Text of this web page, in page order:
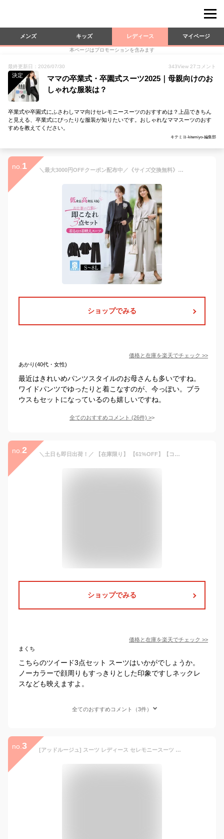
メンズ キッズ レディース マイページ
本ページはプロモーションを含みます
最終更新日：2026/07/30 343View 27 コメント
決定
ママの卒業式・卒園式スーツ2025｜母親向けのお
しゃれな服装は？
卒業式や卒園式にふさわしママ向けセレモニースーツのおすすめは？上品できちん
と見える、卒業式にぴったりな服装が知りたいです。おしゃれなママスーツのおす
すめを教えてください。
キテミヨ-kitemiyo-編集部
no. 1 ＼最大3000円OFFクーポン配布中／《サイズ交換無料》スーツ レディース セレモニースーツ 入学式 ママスーツ 卒業式 パンツスーツ フォーマルスーツ パンツ ジャケット セットアップ 洗える 大きいサイズ 低身長 高身長 通勤 オフィス ビジネス ママ 母 母親 祖母 服装
ショップでみる
価格と在庫を楽天でチェック >>
あかり(40代・女性)
最近はきれいめパンツスタイルのお母さんも多いですね。
ワイドパンツでゆったりと着こなすのが、今っぽい。ブラ
ウスもセットになっているのも嬉しいですね。
全てのおすすめコメント (26件) >
no. 2 ＼土日も即日出荷！／ 【在庫限り】 【61%OFF】【コサージュ付き】 スーツ レディース セレモニースーツ フォーマル 入学式 卒業式 ママ 服装 母 洗える ベージュ ネイビー 黒 ママスーツ ワイド パンツ 体型カバー お宮参り 七五三 試着チケット対象
ショップでみる
価格と在庫を楽天でチェック >>
まくち
こちらのツイード3点セット スーツはいかがでしょうか。
ノーカラーで顔周りもすっきりとした印象ですしネックレ
スなども映えますよ。
全てのおすすめコメント（3件）
no. 3 [アッドルージュ] スーツ レディース セレモニースーツ 入学式 ママスーツ 卒業式 スーツ 母 卒園式 入園式 お宮参り 服装 母親 結婚式 七五三 フォーマル ワンピーススーツ セットアップ 大きいサイズ 30代 40代 50代 黒 ネイビー【t5075】 19号ABR ネイビー